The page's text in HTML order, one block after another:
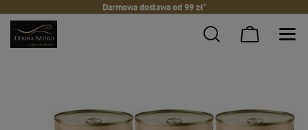
Darmowa dostawa od 99 zł*